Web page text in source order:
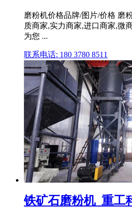
磨粉机价格品牌/图片/价格 磨
质商家,实力商家,进口商家,微
为您 ...
联系电话: 180 3780 8511
铁矿石磨粉机_重工